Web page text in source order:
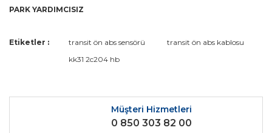
PARK YARDIMCISIZ
Bu ürüne ilk yorumu siz yapın!
Yorum Yaz
Bu ürünün fiyat bilgisi, resim, ürün açıklamalarında ve diğer
kullanarak tarafımıza iletebilirsiniz.
Ürün resmi kalitesiz, bozuk veya görüntülenemiyor.
Ürün açıklamasında eksik bilgiler bulunuyor.
Etiketler : transit ön abs sensörü
transit ön abs kablosu
kk31 2c204 hb
Müşteri Hizmetleri
0 850 303 82 00